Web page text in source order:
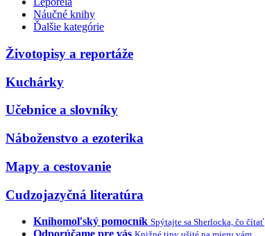
Náučné knihy
Ďalšie kategórie
Životopisy a reportáže
Kuchárky
Učebnice a slovníky
Náboženstvo a ezoterika
Mapy a cestovanie
Cudzojazyčná literatúra
Knihomoľský pomocník Spýtajte sa Sherlocka, čo čítať